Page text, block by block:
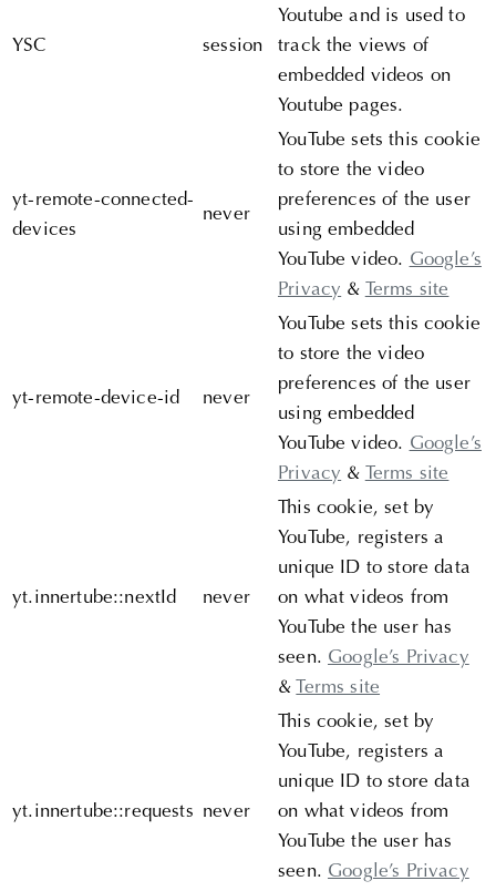
YSC session
Youtube and is used to
track the views of
embedded videos on
Youtube pages.
yt-remote-connected-
devices
never
YouTube sets this cookie
to store the video
preferences of the user
using embedded
YouTube video. Google’s
Privacy & Terms site
yt-remote-device-id never
YouTube sets this cookie
to store the video
preferences of the user
using embedded
YouTube video. Google’s
Privacy & Terms site
yt.innertube::nextId never
This cookie, set by
YouTube, registers a
unique ID to store data
on what videos from
YouTube the user has
seen. Google’s Privacy
& Terms site
yt.innertube::requests never
This cookie, set by
YouTube, registers a
unique ID to store data
on what videos from
YouTube the user has
seen. Google’s Privacy